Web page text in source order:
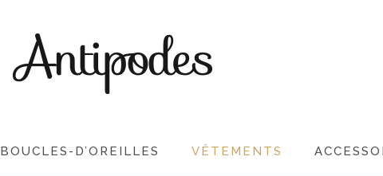
BOUCLES-D’OREILLES VÊTEMENTS